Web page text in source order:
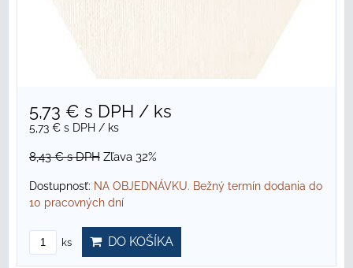
5,73 € s DPH / ks
5,73 € s DPH / ks
8,43 €s DPH Zľava 32%
Dostupnosť: NA OBJEDNÁVKU. Bežný termín dodania do
10 pracovných dní
ks DO KOŠÍKA